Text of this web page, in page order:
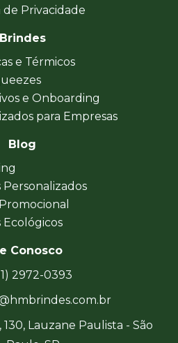
de Privacidade
Brindes
e Térmicos
e Onboarding
para Empresas
Blog
Personalizados
Ecológicos
Conosco
2972-0393
130, Lauzane Paulista - São